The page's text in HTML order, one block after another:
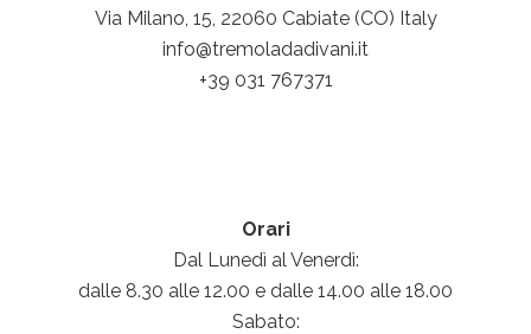
Via Milano, 15, 22060 Cabiate (CO) Italy
info@tremoladadivani.it
+39 031 767371
Orari
​Dal Lunedì al Venerdì:
dalle 8.30 alle 12.00 e dalle 14.00 alle 18.00
Sabato: